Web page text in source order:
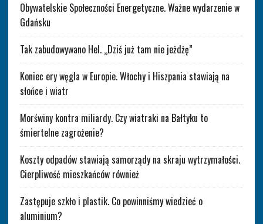
Obywatelskie Społeczności Energetyczne. Ważne wydarzenie w
Gdańsku
Tak zabudowywano Hel. „Dziś już tam nie jeżdżę”
Koniec ery węgla w Europie. Włochy i Hiszpania stawiają na
słońce i wiatr
Morświny kontra miliardy. Czy wiatraki na Bałtyku to
śmiertelne zagrożenie?
Koszty odpadów stawiają samorządy na skraju wytrzymałości.
Cierpliwość mieszkańców również
Zastępuje szkło i plastik. Co powinniśmy wiedzieć o
aluminium?